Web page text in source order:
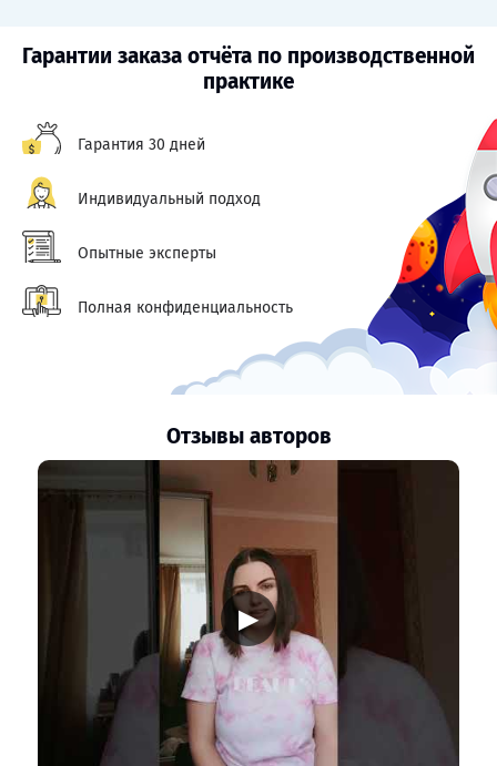
Гарантии заказа отчёта по производственной
практике
Гарантия 30 дней
Индивидуальный подход
Опытные эксперты
Полная конфиденциальность
Отзывы авторов
▶